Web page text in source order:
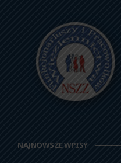
NAJNOWSZE WPISY